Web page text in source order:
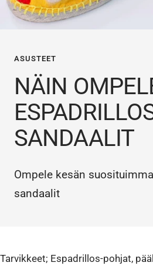
ASUSTEET
NÄIN
SANDAALIT
Ompele kesän
sandaalit
Tarvikkeet; Espadrillos-pohjat,